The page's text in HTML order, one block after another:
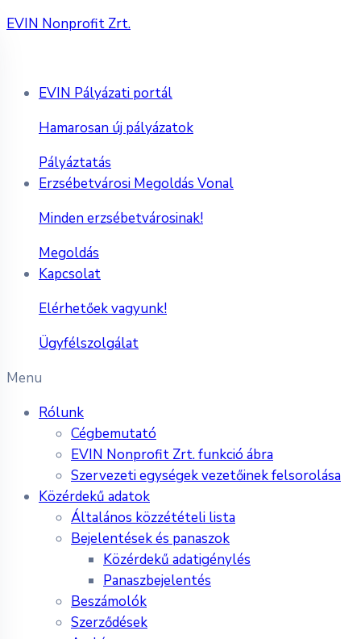
EVIN Nonprofit Zrt.
EVIN Pályázati portál
Hamarosan új pályázatok
Pályáztatás
Erzsébetvárosi Megoldás Vonal
Minden erzsébetvárosinak!
Megoldás
Kapcsolat
Elérhetőek vagyunk!
Ügyfélszolgálat
Menu
Rólunk
Cégbemutató
EVIN Nonprofit Zrt. funkció ábra
Szervezeti egységek vezetőinek felsorolása
Közérdekű adatok
Általános közzétételi lista
Bejelentések és panaszok
Közérdekű adatigénylés
Panaszbejelentés
Beszámolók
Szerződések